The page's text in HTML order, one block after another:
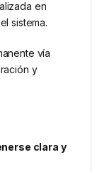
en
sistema.
vía
y
clara y